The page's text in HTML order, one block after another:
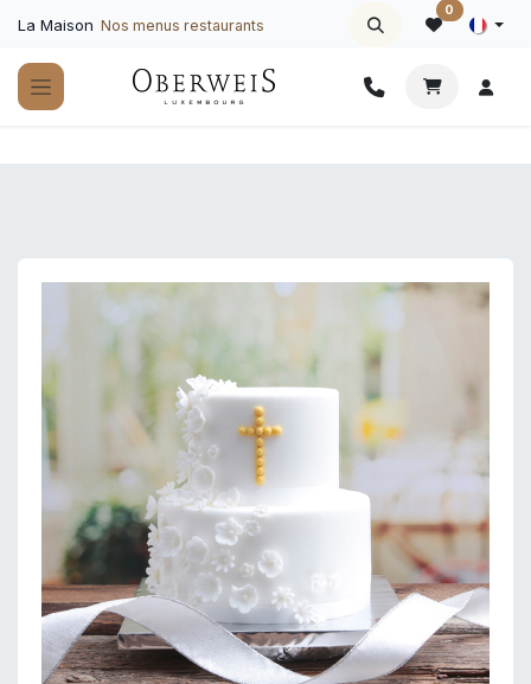
La Maison Nos menus restaurants
0